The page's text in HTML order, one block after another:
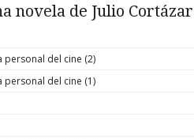
novela de Julio Cortázar
personal del cine (2)
personal del cine (1)